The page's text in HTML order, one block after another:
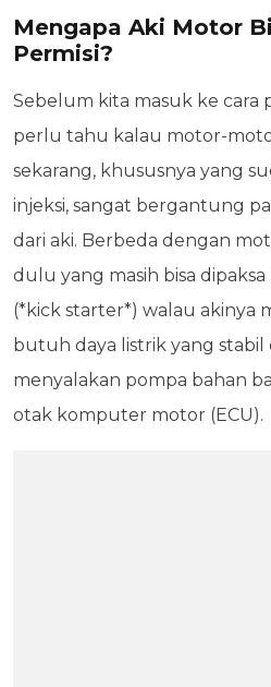
Mengapa Aki Motor
Permisi?
Sebelum kita masuk ke cara
perlu tahu kalau motor-
sekarang, khususnya yang
injeksi, sangat bergantung
dari aki. Berbeda dengan
dulu yang masih bisa
(*kick starter*) walau akinya
butuh daya listrik yang
menyalakan pompa bahan
otak komputer motor (ECU).